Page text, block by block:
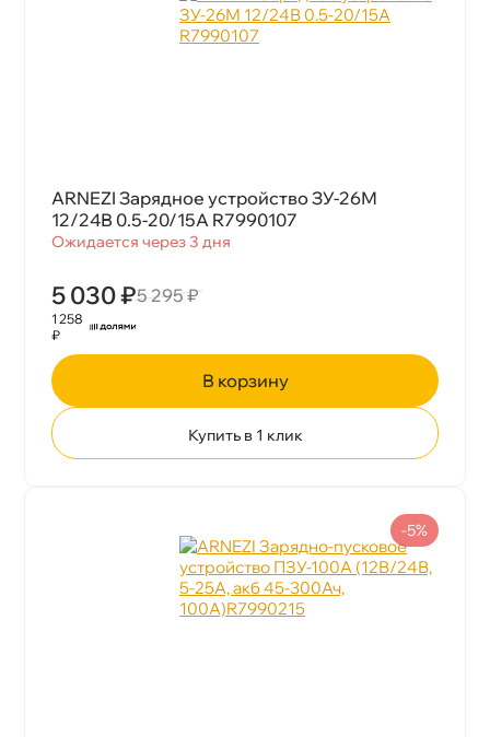
ARNEZI Зарядное устройство ЗУ-26М
12/24В 0.5-20/15А R7990107
Ожидается через 3 дня
5 030 ₽5 295 ₽
1 258
₽
корзину
Купить в 1 клик
-5%